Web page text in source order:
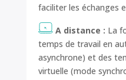
faciliter les échanges
A distance : La
temps de travail en
asynchrone) et des
virtuelle (mode